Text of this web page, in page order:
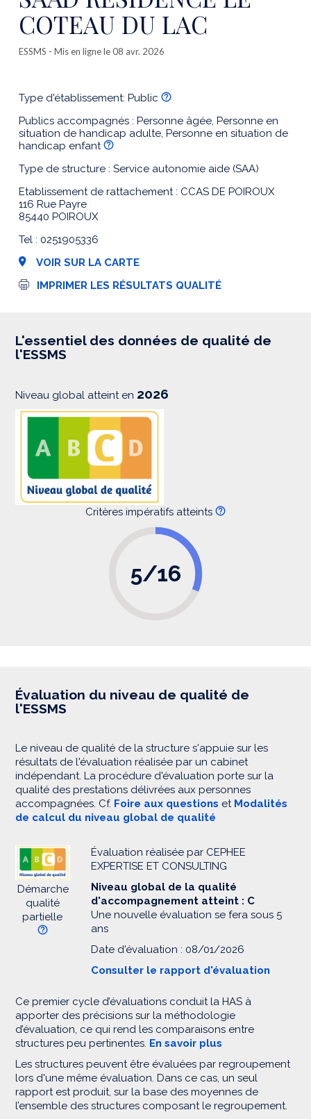
COTEAU DU LAC
ESSMS - Mis en ligne le 08 avr. 2026
Type d'établissement: Public
Publics accompagnés : Personne âgée, Personne en
situation de handicap adulte, Personne en situation de
handicap enfant
Type de structure : Service autonomie aide (SAA)
Etablissement de rattachement : CCAS DE POIROUX
116 Rue Payre
85440 POIROUX
Tel : 0251905336
VOIR SUR LA CARTE
I
s
i
IMPRIMER LES RÉSULTATS QUALITÉ
L'essentiel des données de qualité de
l'ESSMS
Niveau global atteint en 2026
Critères impératifs atteints
5/16
Évaluation du niveau de qualité de
l'ESSMS
Le niveau de qualité de la structure s'appuie sur les
résultats de l'évaluation réalisée par un cabinet
indépendant. La procédure d'évaluation porte sur la
qualité des prestations délivrées aux personnes
accompagnées. Cf. Foire aux questions et Modalités
de calcul du niveau global de qualité
Démarche
qualité
partielle
Évaluation réalisée par CEPHEE
EXPERTISE ET CONSULTING
Niveau global de la qualité
d'accompagnement atteint : C
Une nouvelle évaluation se fera sous 5
ans
Date d'évaluation : 08/01/2026
Consulter le rapport d'évaluation
Ce premier cycle d’évaluations conduit la HAS à
apporter des précisions sur la méthodologie
d’évaluation, ce qui rend les comparaisons entre
structures peu pertinentes. En savoir plus
Les structures peuvent être évaluées par regroupement
lors d'une même évaluation. Dans ce cas, un seul
rapport est produit, sur la base des moyennes de
l’ensemble des structures composant le regroupement.